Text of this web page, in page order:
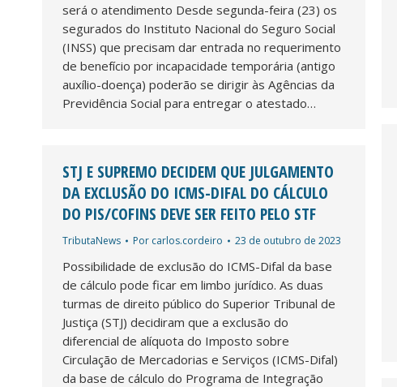
será o atendimento Desde segunda-feira (23) os
segurados do Instituto Nacional do Seguro Social
(INSS) que precisam dar entrada no requerimento
de benefício por incapacidade temporária (antigo
auxílio-doença) poderão se dirigir às Agências da
Previdência Social para entregar o atestado…
STJ E SUPREMO DECIDEM QUE JULGAMENTO
DA EXCLUSÃO DO ICMS-DIFAL DO CÁLCULO
DO PIS/COFINS DEVE SER FEITO PELO STF
TributaNews Por carlos.cordeiro 23 de outubro de 2023
Possibilidade de exclusão do ICMS-Difal da base
de cálculo pode ficar em limbo jurídico. As duas
turmas de direito público do Superior Tribunal de
Justiça (STJ) decidiram que a exclusão do
diferencial de alíquota do Imposto sobre
Circulação de Mercadorias e Serviços (ICMS-Difal)
da base de cálculo do Programa de Integração